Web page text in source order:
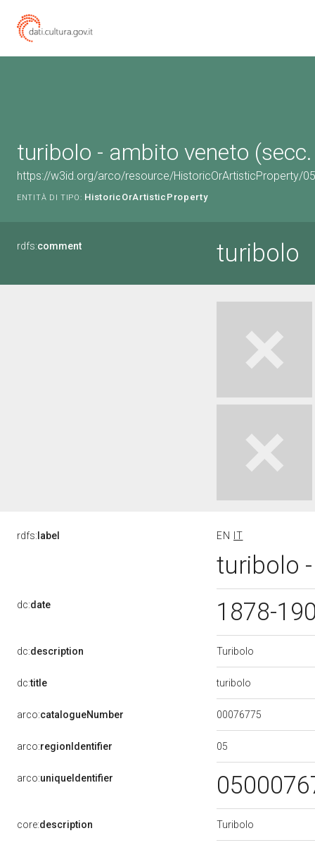
turibolo - ambito veneto
https://w3id.org/arco/resource/HistoricOrArtisticProperty/
ENTITÀ DI TIPO: HistoricOrArtisticProperty
rdfs:comment turibolo
rdfs: label EN IT
turibolo
dc:date 1878-
dc:description Turibolo
dc:title turibolo
arco:catalogueNumber 00076775
arco:regionIdentifier 05
arco:uniqueIdentifier
core:description Turibolo